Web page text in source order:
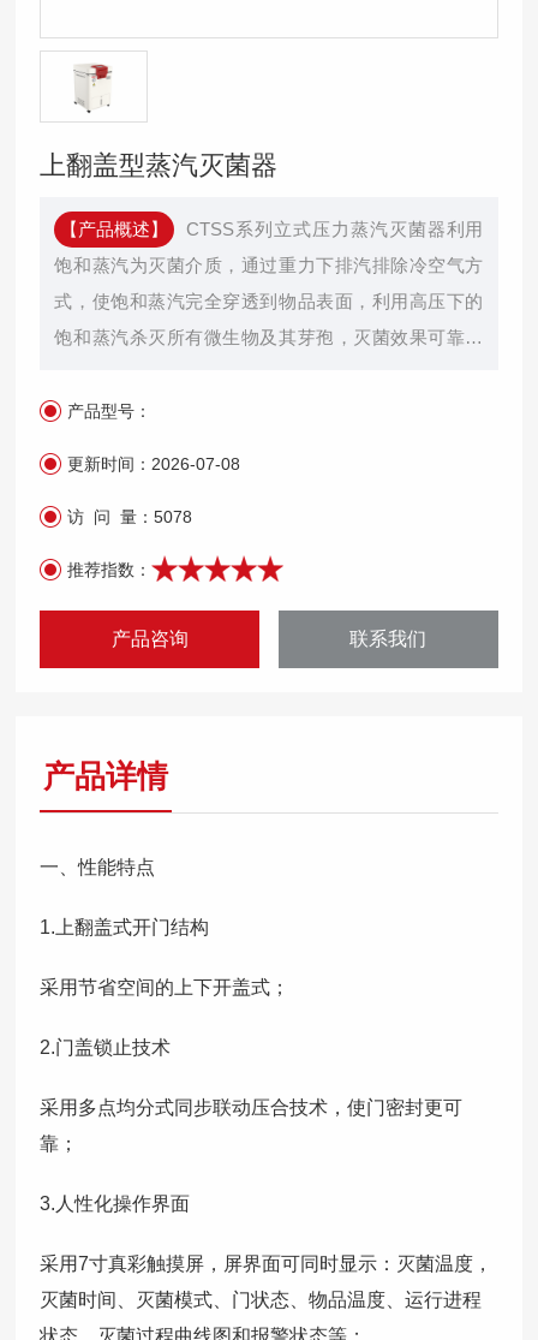
上翻盖型蒸汽灭菌器
【产品概述】
CTSS系列立式压力蒸汽灭菌器利用
饱和蒸汽为灭菌介质，通过重力下排汽排除冷空气方
式，使饱和蒸汽完全穿透到物品表面，利用高压下的
饱和蒸汽杀灭所有微生物及其芽孢，灭菌效果可靠，
业、科研、大学实验室、各级医院、疾病预防控制中
业，医药学、生物化学、农业科学、实验室、大专院
校等领域，对橡胶、敷料、液体、器械等物品进行灭
产品型号：
更新时间： 2026-07-08
访 问 量：5078
推荐指数：
产品咨询 联系我们
产品详情
一、性能特点
1.上翻盖式开门结构
采用节省空间的上下开盖式；
2.门盖锁止技术
采用多点均分式同步联动压合技术，使门密封更可
靠；
3.人性化操作界面
采用7寸真彩触摸屏，屏界面可同时显示：灭菌温度，
灭菌时间、灭菌模式、门状态、物品温度、运行进程
状态、灭菌过程曲线图和报警状态等；